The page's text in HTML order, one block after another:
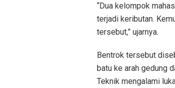
“Dua kelompok
terjadi keributan.
tersebut,” ujarnya.
Bentrok tersebut
batu ke arah gedung
Teknik mengalami